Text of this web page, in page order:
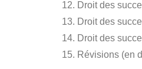
Droit des
Droit des
Droit des
Révisions (en